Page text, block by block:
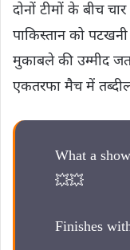
दोनों टीमों के बीच
पाकिस्तान को
मुकाबले की उम्मीद
एकतरफा मैच में
What a
💥💥
Finishes